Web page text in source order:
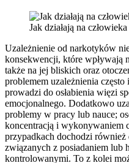
Jak działają na
Uzależnienie od narkotyków
konsekwencji, które wpływają
także na jej bliskich oraz
problemem uzależnienia
prowadzi do osłabienia więzi
emocjonalnego. Dodatkowo
problemy w pracy lub nauce;
koncentracją i wykonywaniem
przypadkach dochodzi
związanych z posiadaniem lub
kontrolowanymi. To z kolei